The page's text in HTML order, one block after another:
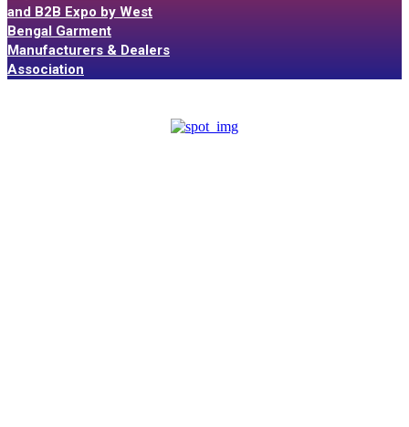
and B2B Expo by West
Bengal Garment
Manufacturers & Dealers
Association